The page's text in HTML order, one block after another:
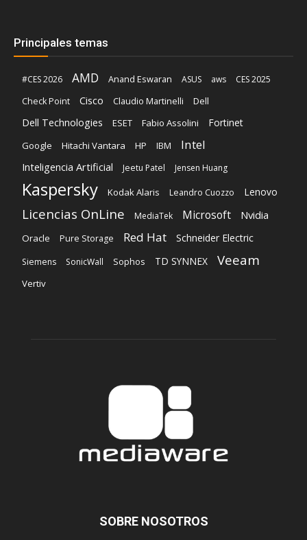
Principales temas
#CES 2026 AMD Anand Eswaran ASUS aws
CES 2025
Check Point
Cisco Claudio Martinelli Dell
Dell Technologies ESET Fabio Assolini Fortinet
Google Hitachi Vantara HP IBM Intel
Inteligencia Artificial Jeetu Patel Jensen Huang
Kaspersky Kodak Alaris Leandro Cuozzo Lenovo
Licencias OnLine MediaTek Microsoft Nvidia
Oracle Pure Storage Red Hat Schneider Electric
Siemens SonicWall Sophos TD SYNNEX Veeam
Vertiv
SOBRE NOSOTROS